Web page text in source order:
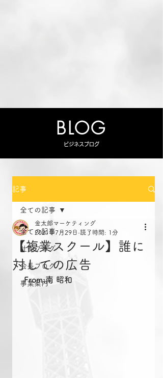
BLOG
ビジネスブログ
記事
全ての記事
社長ブログ
会長ブログ
事業案内
全ての記事
【複業スクール】誰に
対しての広告
金太郎マーケティング
2021年7月29日 読了時間: 1分
From:南 昭和